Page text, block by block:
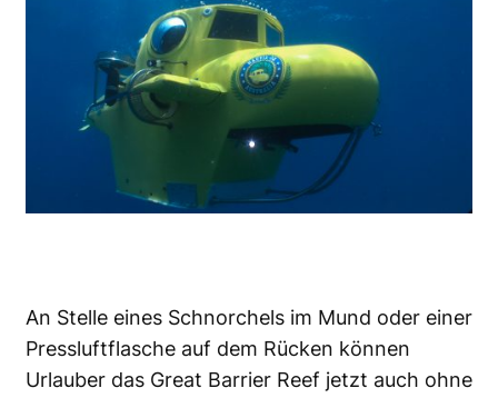
An Stelle eines Schnorchels im Mund oder einer
Pressluftflasche auf dem Rücken können
Urlauber das Great Barrier Reef jetzt auch ohne